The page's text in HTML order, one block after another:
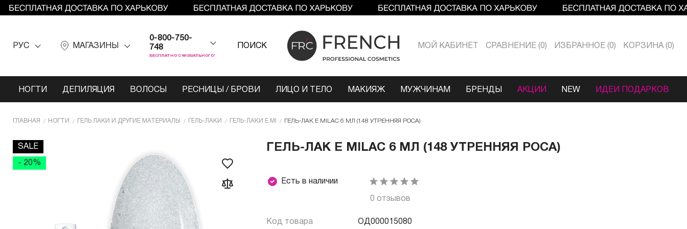
РУС МАГАЗИНЫ
0-800-750-
748
БЕСПЛАТНО С МОБИЛЬНОГО!
ПОИСК МОЙ КАБИНЕТ СРАВНЕНИЕ 0 ИЗБРАННОЕ 0 КОРЗИНА 0
НОГТИ ДЕПИЛЯЦИЯ ВОЛОСЫ РЕСНИЦЫ / БРОВИ ЛИЦО И ТЕЛО МАКИЯЖ МУЖЧИНАМ БРЕНДЫ АКЦИИ NEW ИДЕИ ПОДАРКОВ
ГЛАВНАЯ НОГТИ ГЕЛЬ ЛАКИ И ДРУГИЕ МАТЕРИАЛЫ ГЕЛЬ-ЛАКИ ГЕЛЬ-ЛАКИ E.MI ГЕЛЬ-ЛАК E MILAC 6 МЛ (148 УТРЕННЯЯ РОСА)
SALE
- 20%
ГЕЛЬ-ЛАК E MILAC 6 МЛ (148 УТРЕННЯЯ РОСА)
Есть в наличии
0 отзывов
Код товара ОД000015080